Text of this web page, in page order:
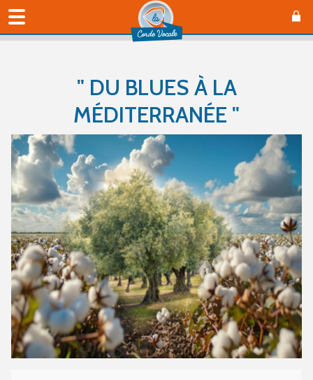
" DU BLUES À LA
MÉDITERRANÉE "